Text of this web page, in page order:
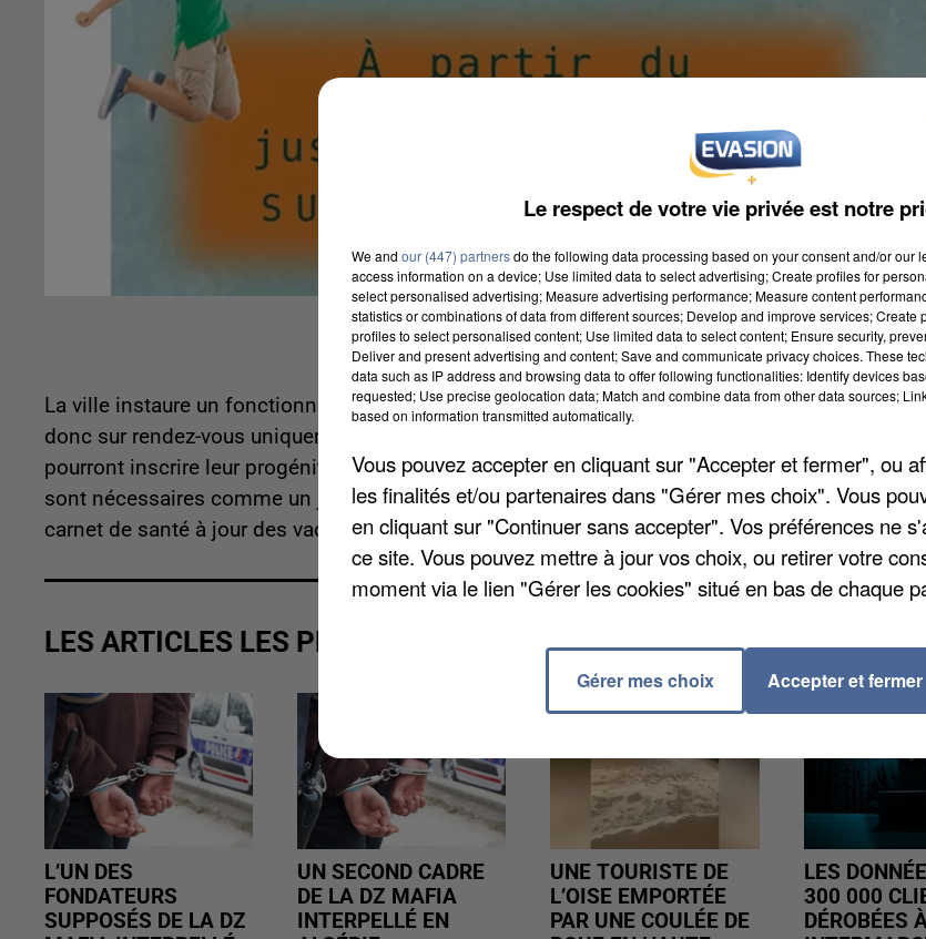
La ville instaure un fonctionnement précis afin de respecter au mieux les mesures sanitaires.
donc sur rendez-vous uniquement que les parents d'enfants nés en 2018 et les nouveaux
pourront inscrire leur progéniture à l'école. Ce sera à la mairie à partir du 8 MARS. Plusieurs
sont nécessaires comme un justificatif de domicile, un livret de famille, la carte d'identité ou
carnet de santé à jour des vaccinations. Plus d'infos au 01 60 01 70 35.
LES ARTICLES LES PLUS VUS
L’UN DES
FONDATEURS
SUPPOSÉS DE LA DZ
UN SECOND CADRE
DE LA DZ MAFIA
INTERPELLÉ EN
UNE TOURISTE DE
L’OISE EMPORTÉE
PAR UNE COULÉE DE
LES
300 000
DÉROBÉES
Le respect de votre vie privée est notre
We and our (447) partnersdo the following data processing based on your consent and/or our
access information on a device; Use limited data to select advertising; Create profiles for
select personalised advertising; Measure advertising performance; Measure content
statistics or combinations of data from different sources; Develop and improve services; Create
profiles to select personalised content; Use limited data to select content; Ensure security,
Deliver and present advertising and content; Save and communicate privacy choices. These
data such as IP address and browsing data to offer following functionalities: Identify devices
requested; Use precise geolocation data; Match and combine data from other data sources;
based on information transmitted automatically.
Vous pouvez accepter en cliquant sur "Accepter et fermer", ou
les finalités et/ou partenaires dans "Gérer mes choix". Vous
en cliquant sur "Continuer sans accepter". Vos préférences ne
ce site. Vous pouvez mettre à jour vos choix, ou retirer votre
moment via le lien "Gérer les cookies" situé en bas de chaque
Gérer mes choix Accepter et fermer